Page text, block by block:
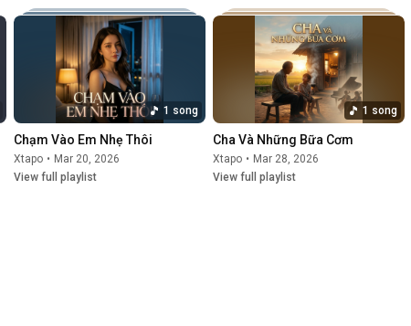
1 song
Chạm Vào Em Nhẹ Thôi
Xtapo • Mar 20, 2026
View full playlist
1 song
Cha Và Những Bữa Cơm
Xtapo • Mar 28, 2026
View full playlist